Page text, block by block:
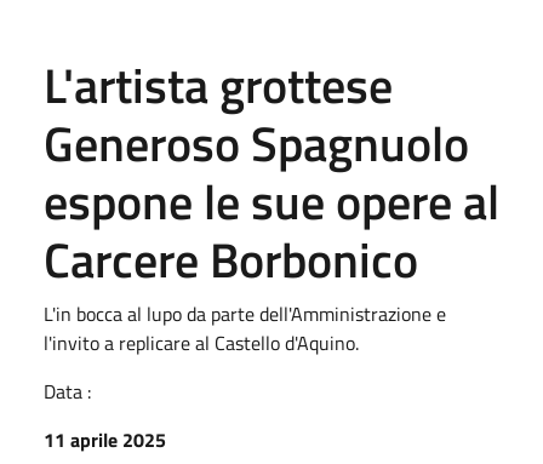
L'artista grottese
Generoso Spagnuolo
espone le sue opere al
Carcere Borbonico
L'in bocca al lupo da parte dell'Amministrazione e
l'invito a replicare al Castello d'Aquino.
Data :
11 aprile 2025